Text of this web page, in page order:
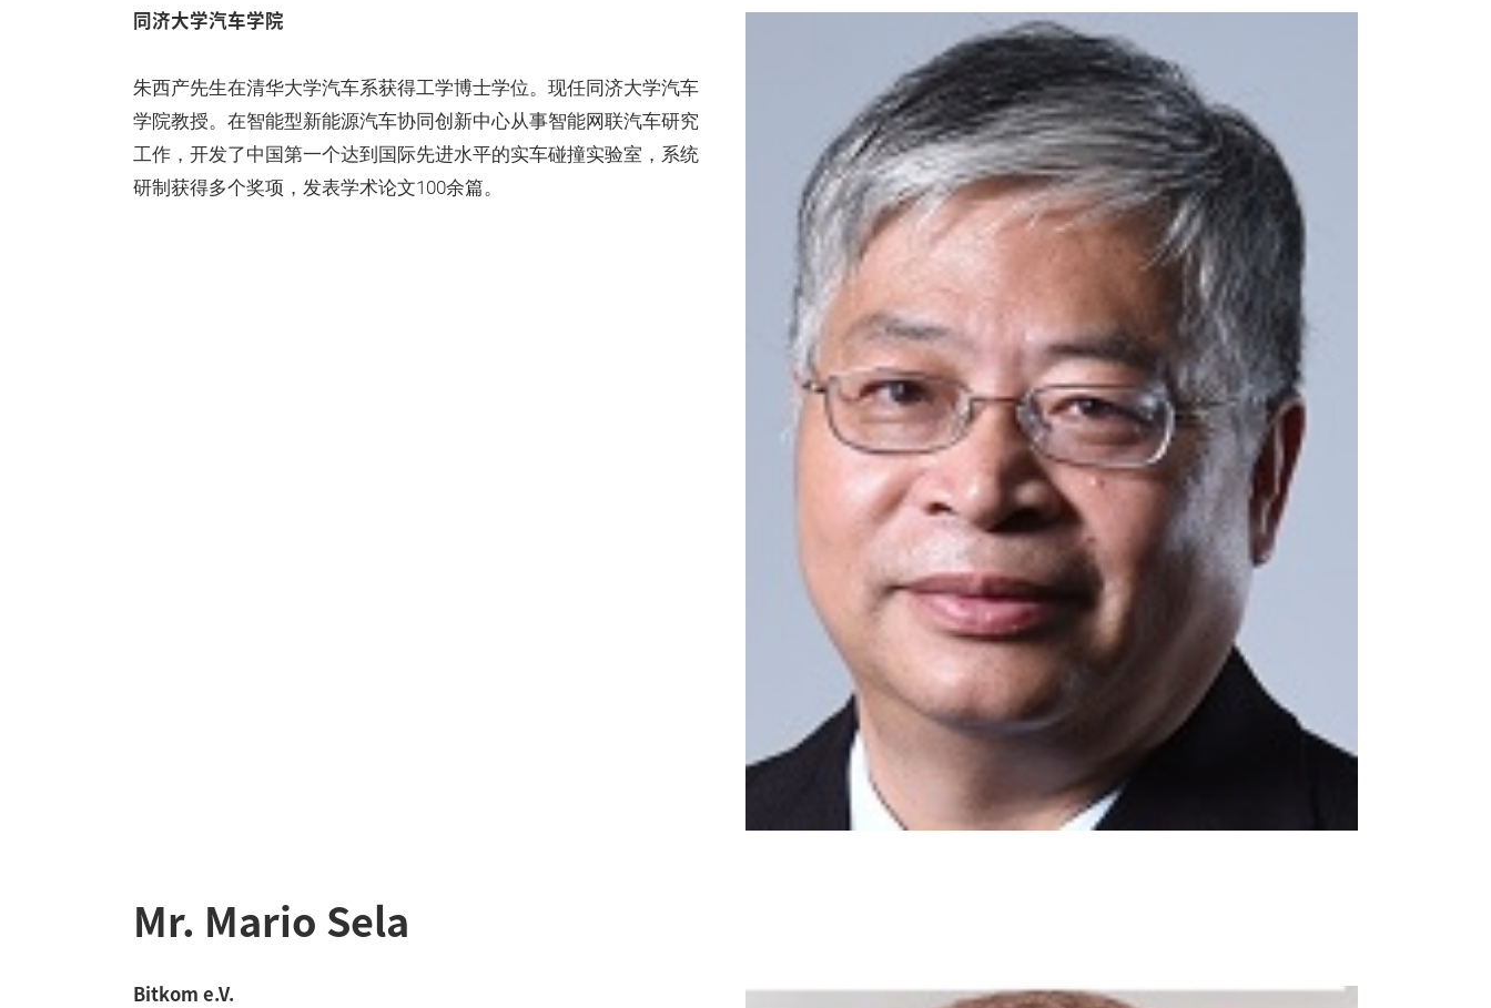
同济大学汽车学院
朱西产先生在清华大学汽车系获得工学博士学位。现任同济大学汽车
学院教授。在智能型新能源汽车协同创新中心从事智能网联汽车研究
工作，开发了中国第一个达到国际先进水平的实车碰撞实验室，系统
研制获得多个奖项，发表学术论文100余篇。
Mr. Mario Sela
Bitkom e.V.